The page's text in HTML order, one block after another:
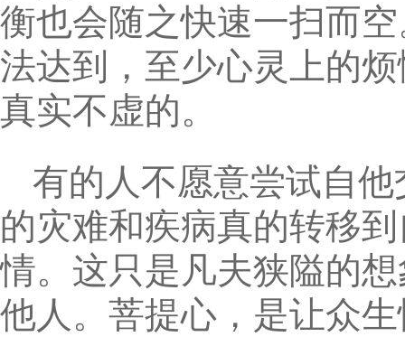
衡也会随之快速一扫而
法达到，至少心灵上的
真实不虚的。
有的人不愿意尝试自
的灾难和疾病真的转移
情。这只是凡夫狭隘的
他人。菩提心，是让众